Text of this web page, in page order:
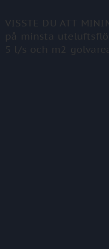
VISSTE DU ATT
på minsta
5 l/s och m2